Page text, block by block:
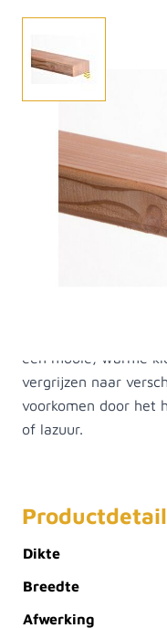
mm balk. Het hout
robuuste uitstraling.
natuurlijke look en
lengtes verkrijgbaar.
onbehandeld is, is
is kwetsbaar voor
een mooie, warme
vergrijzen naar
voorkomen door het
of lazuur.
Dikte
Breedte
Afwerking